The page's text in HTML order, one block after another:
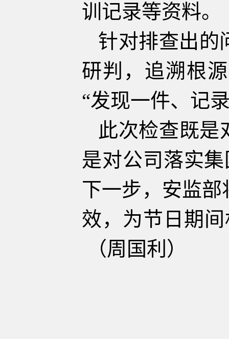
训记录等资料。
针对排查出的
研判，追溯根
“发现一件、记
此次检查既是
是对公司落实
下一步，安监
效，为节日
（周国利）